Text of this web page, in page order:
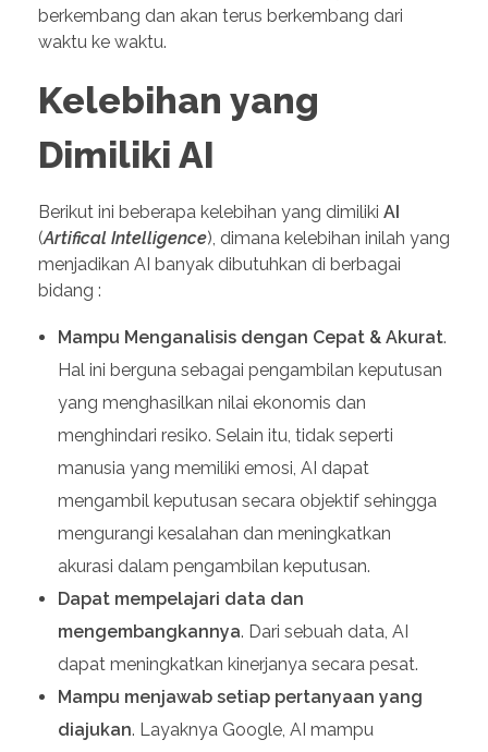
berkembang dan akan terus berkembang dari
waktu ke waktu.
Kelebihan yang
Dimiliki AI
Berikut ini beberapa kelebihan yang dimiliki AI
(Artifical Intelligence), dimana kelebihan inilah yang
menjadikan AI banyak dibutuhkan di berbagai
bidang :
Mampu Menganalisis dengan Cepat & Akurat.
Hal ini berguna sebagai pengambilan keputusan
yang menghasilkan nilai ekonomis dan
menghindari resiko. Selain itu, tidak seperti
manusia yang memiliki emosi, AI dapat
mengambil keputusan secara objektif sehingga
mengurangi kesalahan dan meningkatkan
akurasi dalam pengambilan keputusan.
Dapat mempelajari data dan
mengembangkannya. Dari sebuah data, AI
dapat meningkatkan kinerjanya secara pesat.
Mampu menjawab setiap pertanyaan yang
diajukan. Layaknya Google, AI mampu